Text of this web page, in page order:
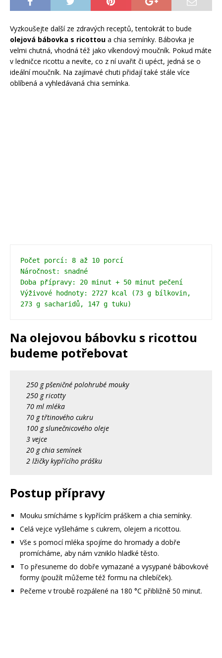
Vyzkoušejte další ze zdravých receptů, tentokrát to bude
olejová bábovka s ricottou a chia semínky. Bábovka je
velmi chutná, vhodná též jako víkendový moučník. Pokud máte
v ledničce ricottu a nevíte, co z ní uvařit či upéct, jedná se o
ideální moučník. Na zajímavé chuti přidají také stále více
oblíbená a vyhledávaná chia semínka.
Počet porcí: 8 až 10 porcí
Náročnost: snadné
Doba přípravy: 20 minut + 50 minut pečení
Výživové hodnoty: 2727 kcal (73 g bílkovin,
273 g sacharidů, 147 g tuku)
Na olejovou bábovku s ricottou
budeme potřebovat
250 g pšeničné polohrubé mouky
250 g ricotty
70 ml mléka
70 g třtinového cukru
100 g slunečnicového oleje
3 vejce
20 g chia semínek
2 lžičky kypřícího prášku
Postup přípravy
Mouku smícháme s kypřícím práškem a chia semínky.
Celá vejce vyšleháme s cukrem, olejem a ricottou.
Vše s pomocí mléka spojíme do hromady a dobře
promícháme, aby nám vzniklo hladké těsto.
To přesuneme do dobře vymazané a vysypané bábovkové
formy (použít můžeme též formu na chlebíček).
Pečeme v troubě rozpálené na 180 °C přibližně 50 minut.